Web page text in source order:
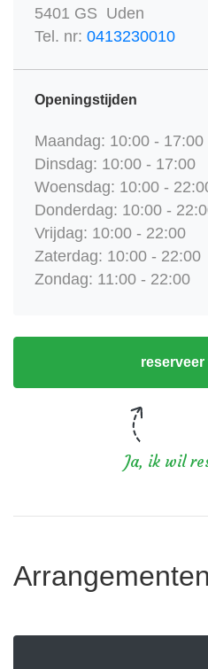
5401 GS Uden
Tel. nr: 0413230010
Openingstijden
Maandag: 10:00 - 17:00
Dinsdag: 10:00 - 17:00
Woensdag: 10:00 -
Donderdag: 10:00 -
Vrijdag: 10:00 - 22:00
Zaterdag: 10:00 - 22:00
Zondag: 11:00 - 22:00
reserveer
Ja, ik wil
Arrangementen